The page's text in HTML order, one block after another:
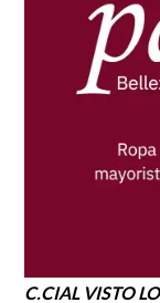
C.CIAL VISTO